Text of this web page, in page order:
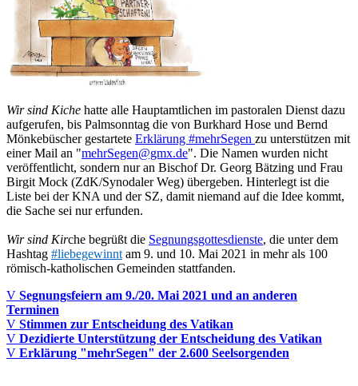
Wir sind Kiche hatte alle Hauptamtlichen im pastoralen Dienst dazu
aufgerufen, bis Palmsonntag die von Burkhard Hose und Bernd
Mönkebüscher gestartete Erklärung #mehrSegen zu unterstützen mit
einer Mail an "mehrSegen@gmx.de". Die Namen wurden nicht
veröffentlicht, sondern nur an Bischof Dr. Georg Bätzing und Frau
Birgit Mock (ZdK/Synodaler Weg) übergeben. Hinterlegt ist die
Liste bei der KNA und der SZ, damit niemand auf die Idee kommt,
die Sache sei nur erfunden.
Wir sind Kirche begrüßt die Segnungsgottesdienste, die unter dem
Hashtag #liebegewinnt am 9. und 10. Mai 2021 in mehr als 100
römisch-katholischen Gemeinden stattfanden.
V Segnungsfeiern am 9./20. Mai 2021 und an anderen
Terminen
V Stimmen zur Entscheidung des Vatikan
V Dezidierte Unterstützung der Entscheidung des Vatikan
V Erklärung "mehrSegen" der 2.600 Seelsorgenden